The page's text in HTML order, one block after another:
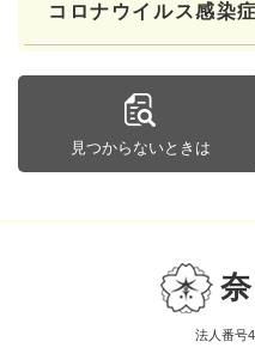
コロナウイルス感染
見つからないときは
法人番号